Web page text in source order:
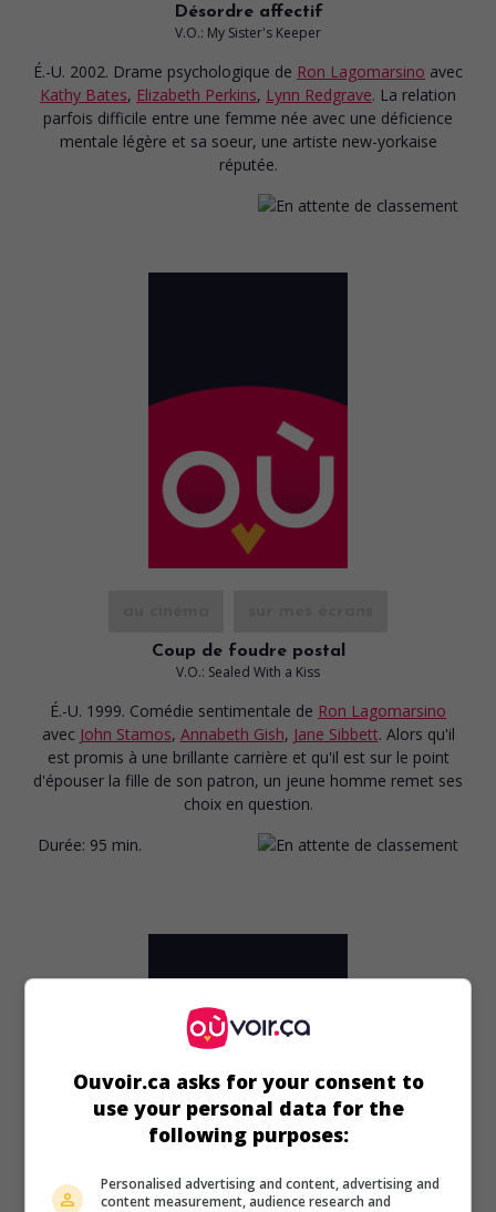
Désordre affectif
V.O.: My Sister's Keeper
É.-U. 2002. Drame psychologique de Ron Lagomarsino avec
Kathy Bates, Elizabeth Perkins, Lynn Redgrave. La relation
parfois difficile entre une femme née avec une déficience
mentale légère et sa soeur, une artiste new-yorkaise
réputée.
Coup de foudre postal
V.O.: Sealed With a Kiss
É.-U. 1999. Comédie sentimentale de Ron Lagomarsino
avec John Stamos, Annabeth Gish, Jane Sibbett. Alors qu'il
est promis à une brillante carrière et qu'il est sur le point
d'épouser la fille de son patron, un jeune homme remet ses
choix en question.
Durée: 95 min.
Ouvoir.ca asks for your consent to
use your personal data for the
following purposes:
Personalised advertising and content, advertising and
content measurement, audience research and